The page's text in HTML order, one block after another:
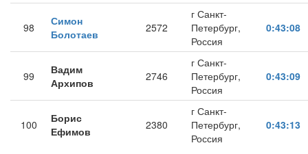
98
Симон
Болотаев
2572
г Санкт-
Петербург,
Россия
0:43:08
99
Вадим
Архипов
2746
г Санкт-
Петербург,
Россия
0:43:09
100
Борис
Ефимов
2380
г Санкт-
Петербург,
Россия
0:43:13